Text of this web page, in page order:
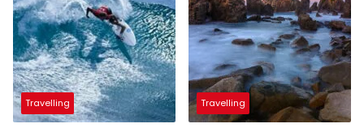
Travelling Travelling